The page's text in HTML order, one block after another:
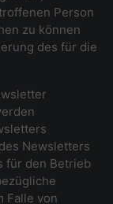
Person
zu können
des für die
Newsletters
für den Betrieb
Falle von